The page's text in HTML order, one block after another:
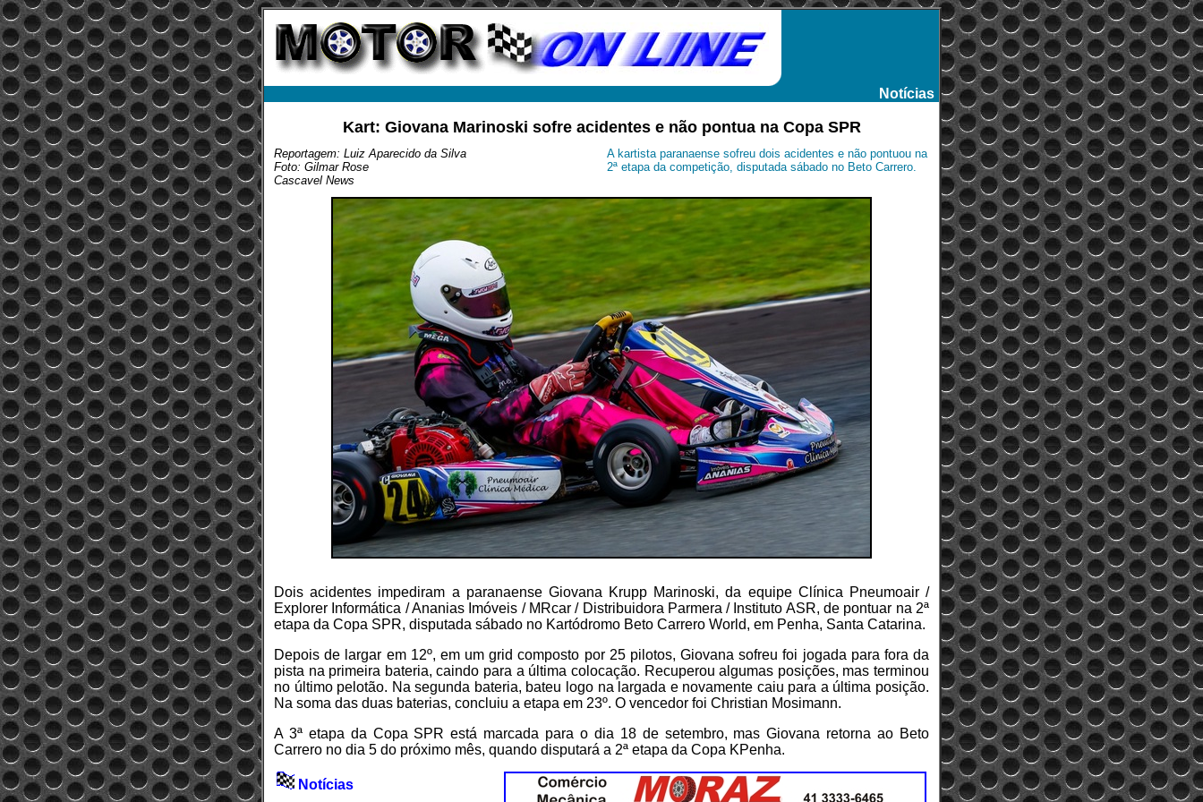
Notícias
Kart: Giovana Marinoski sofre acidentes e não pontua na Copa SPR
Reportagem: Luiz Aparecido da Silva
Foto: Gilmar Rose
Cascavel News
A kartista paranaense sofreu dois acidentes e não pontuou na
2ª etapa da competição, disputada sábado no Beto Carrero.
Dois acidentes impediram a paranaense Giovana Krupp Marinoski, da equipe Clínica Pneumoair /
Explorer Informática / Ananias Imóveis / MRcar / Distribuidora Parmera / Instituto ASR, de pontuar na 2ª
etapa da Copa SPR, disputada sábado no Kartódromo Beto Carrero World, em Penha, Santa Catarina.
Depois de largar em 12º, em um grid composto por 25 pilotos, Giovana sofreu foi jogada para fora da
pista na primeira bateria, caindo para a última colocação. Recuperou algumas posições, mas terminou
no último pelotão. Na segunda bateria, bateu logo na largada e novamente caiu para a última posição.
Na soma das duas baterias, concluiu a etapa em 23º. O vencedor foi Christian Mosimann.
A 3ª etapa da Copa SPR está marcada para o dia 18 de setembro, mas Giovana retorna ao Beto
Carrero no dia 5 do próximo mês, quando disputará a 2ª etapa da Copa KPenha.
Notícias